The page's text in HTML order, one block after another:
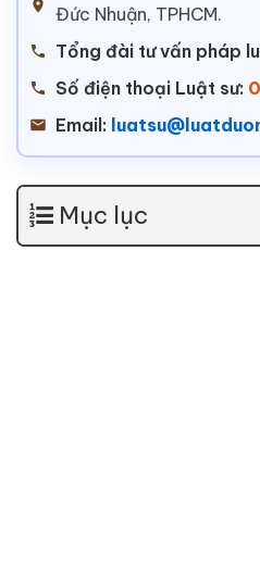
Đức Nhuận, TPHCM.
Tổng đài tư vấn pháp
Số điện thoại Luật sư:
Email:
Mục lục